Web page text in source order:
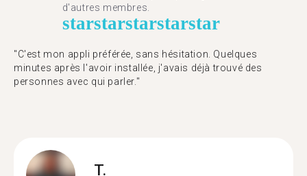
d'autres membres.
starstarstarstarstar
"C'est mon appli préférée, sans hésitation. Quelques
minutes après l'avoir installée, j'avais déjà trouvé des
personnes avec qui parler."
T.